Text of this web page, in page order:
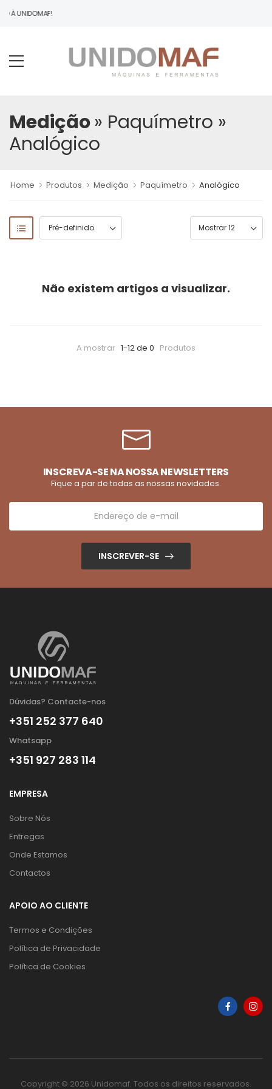
À UNIDOMAF!
Medição» Paquímetro »
Analógico
Home Produtos Medição Paquímetro Analógico
Não existem artigos a visualizar.
A mostrar 1-12 de 0 Produtos
INSCREVA-SE NA NOSSA NEWSLETTERS
Fique a par de todas as nossas novidades.
INSCREVER-SE
Dúvidas? Contacte-nos
+351 252 377 640
Whatsapp
+351 927 283 114
EMPRESA
Sobre Nós
Entregas
Onde Estamos
Contactos
APOIO AO CLIENTE
Termos e Condições
Política de Privacidade
Política de Cookies
Copyright © 2026 Unidomaf. Todos os direitos reservados.